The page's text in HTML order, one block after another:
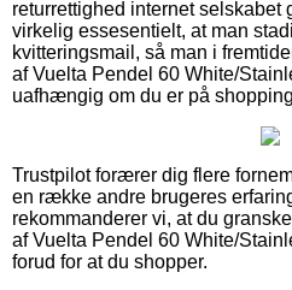
returrettighed internet selskabet
virkelig essesentielt, at man
kvitteringsmail, så man i
af Vuelta Pendel 60 White/
uafhængig om du er på
Trustpilot forærer dig flere
en række andre brugeres
rekommanderer vi, at du
af Vuelta Pendel 60 White/
forud for at du shopper.